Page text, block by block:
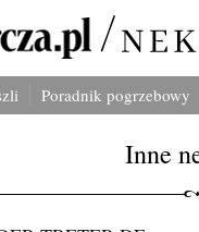
Poradnik pogrzebowy
Inne